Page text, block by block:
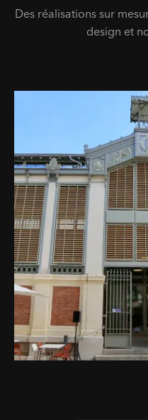
Des réalisations sur
design et